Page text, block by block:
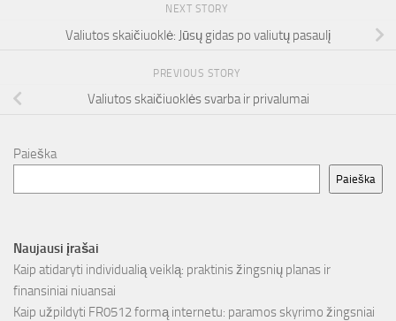
NEXT STORY
Valiutos skaičiuoklė: Jūsų gidas po valiutų pasaulį
PREVIOUS STORY
Valiutos skaičiuoklės svarba ir privalumai
Paieška
Paieška
Naujausi įrašai
Kaip atidaryti individualią veiklą: praktinis žingsnių planas ir
finansiniai niuansai
Kaip užpildyti FR0512 formą internetu: paramos skyrimo žingsniai